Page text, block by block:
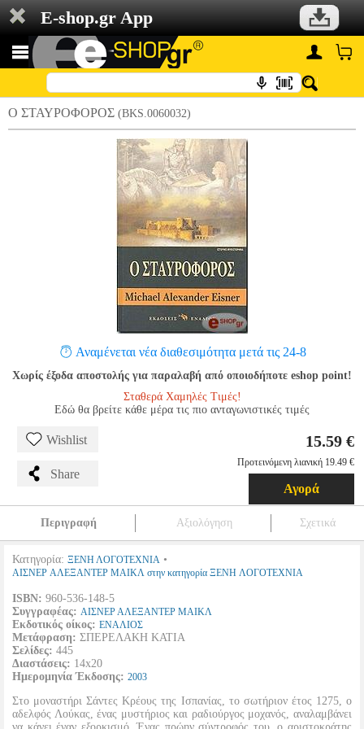
E-shop.gr App
Ο ΣΤΑΥΡΟΦΟΡΟΣ (BKS.0060032)
Αναμένεται νέα διαθεσιμότητα μετά τις 24-8
Χωρίς έξοδα αποστολής για παραλαβή από οποιοδήποτε eshop point!
Σταθερά Χαμηλές Τιμές!
Εδώ θα βρείτε κάθε μέρα τις πιο ανταγωνιστικές τιμές
Wishlist
Share
15.59 €
Προτεινόμενη λιανική 19.49 €
Αγορά
Περιγραφή Αξιολόγηση Σχετικά
Κατηγορία: ΞΕΝΗ ΛΟΓΟΤΕΧΝΙΑ •
ΑΙΣΝΕΡ ΑΛΕΞΑΝΤΕΡ ΜΑΙΚΛ στην κατηγορία ΞΕΝΗ ΛΟΓΟΤΕΧΝΙΑ
ISBN: 960-536-148-5
Συγγραφέας: ΑΙΣΝΕΡ ΑΛΕΞΑΝΤΕΡ ΜΑΙΚΛ
Εκδοτικός οίκος: ΕΝΑΛΙΟΣ
Μετάφραση: ΣΠΕΡΕΛΑΚΗ ΚΑΤΙΑ
Σελίδες: 445
Διαστάσεις: 14x20
Ημερομηνία Έκδοσης: 2003
Στο μοναστήρι Σάντες Κρέους της Ισπανίας, το σωτήριον έτος 1275, ο
αδελφός Λούκας, ένας μυστήριος και ραδιούργος μοχανός, αναλαμβάνει